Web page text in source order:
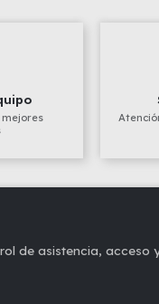
de asistencia, acceso